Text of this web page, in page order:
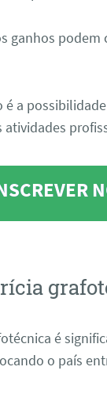
ganhos podem
a
é
o país